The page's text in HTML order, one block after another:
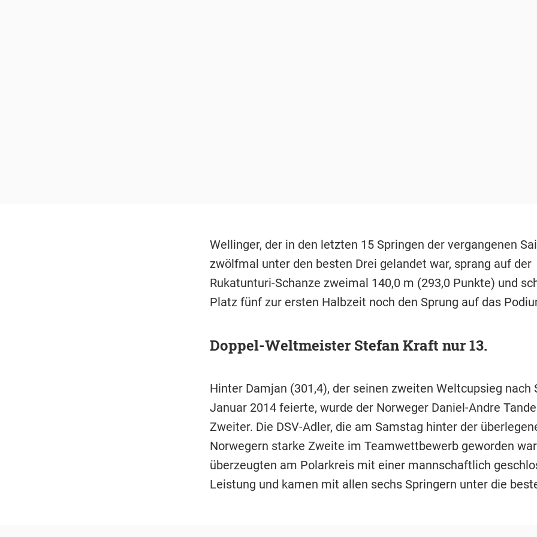
Wellinger, der in den letzten 15 Springen der vergangenen
zwölfmal unter den besten Drei gelandet war, sprang auf der
Rukatunturi-Schanze zweimal 140,0 m (293,0 Punkte) und
Platz fünf zur ersten Halbzeit noch den Sprung auf das
Doppel-Weltmeister Stefan Kraft nur 13.
Hinter Damjan (301,4), der seinen zweiten Weltcupsieg nach
Januar 2014 feierte, wurde der Norweger Daniel-Andre
Zweiter. Die DSV-Adler, die am Samstag hinter der
Norwegern starke Zweite im Teamwettbewerb geworden
überzeugten am Polarkreis mit einer mannschaftlich
Leistung und kamen mit allen sechs Springern unter die